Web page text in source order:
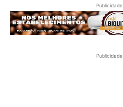
Publicidade
Publicidade